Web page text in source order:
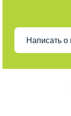
Написать